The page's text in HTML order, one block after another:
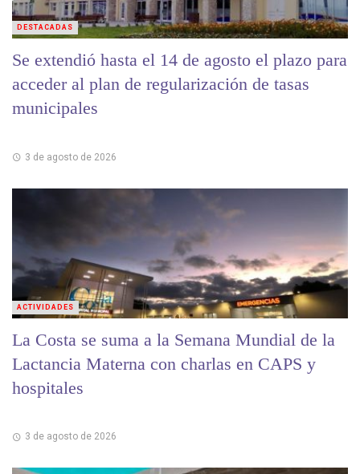
Se extendió hasta el 14 de agosto el plazo para
acceder al plan de regularización de tasas
municipales
3 de agosto de 2026
DESTACADAS
La Costa se suma a la Semana Mundial de la
Lactancia Materna con charlas en CAPS y
hospitales
3 de agosto de 2026
ACTIVIDADES